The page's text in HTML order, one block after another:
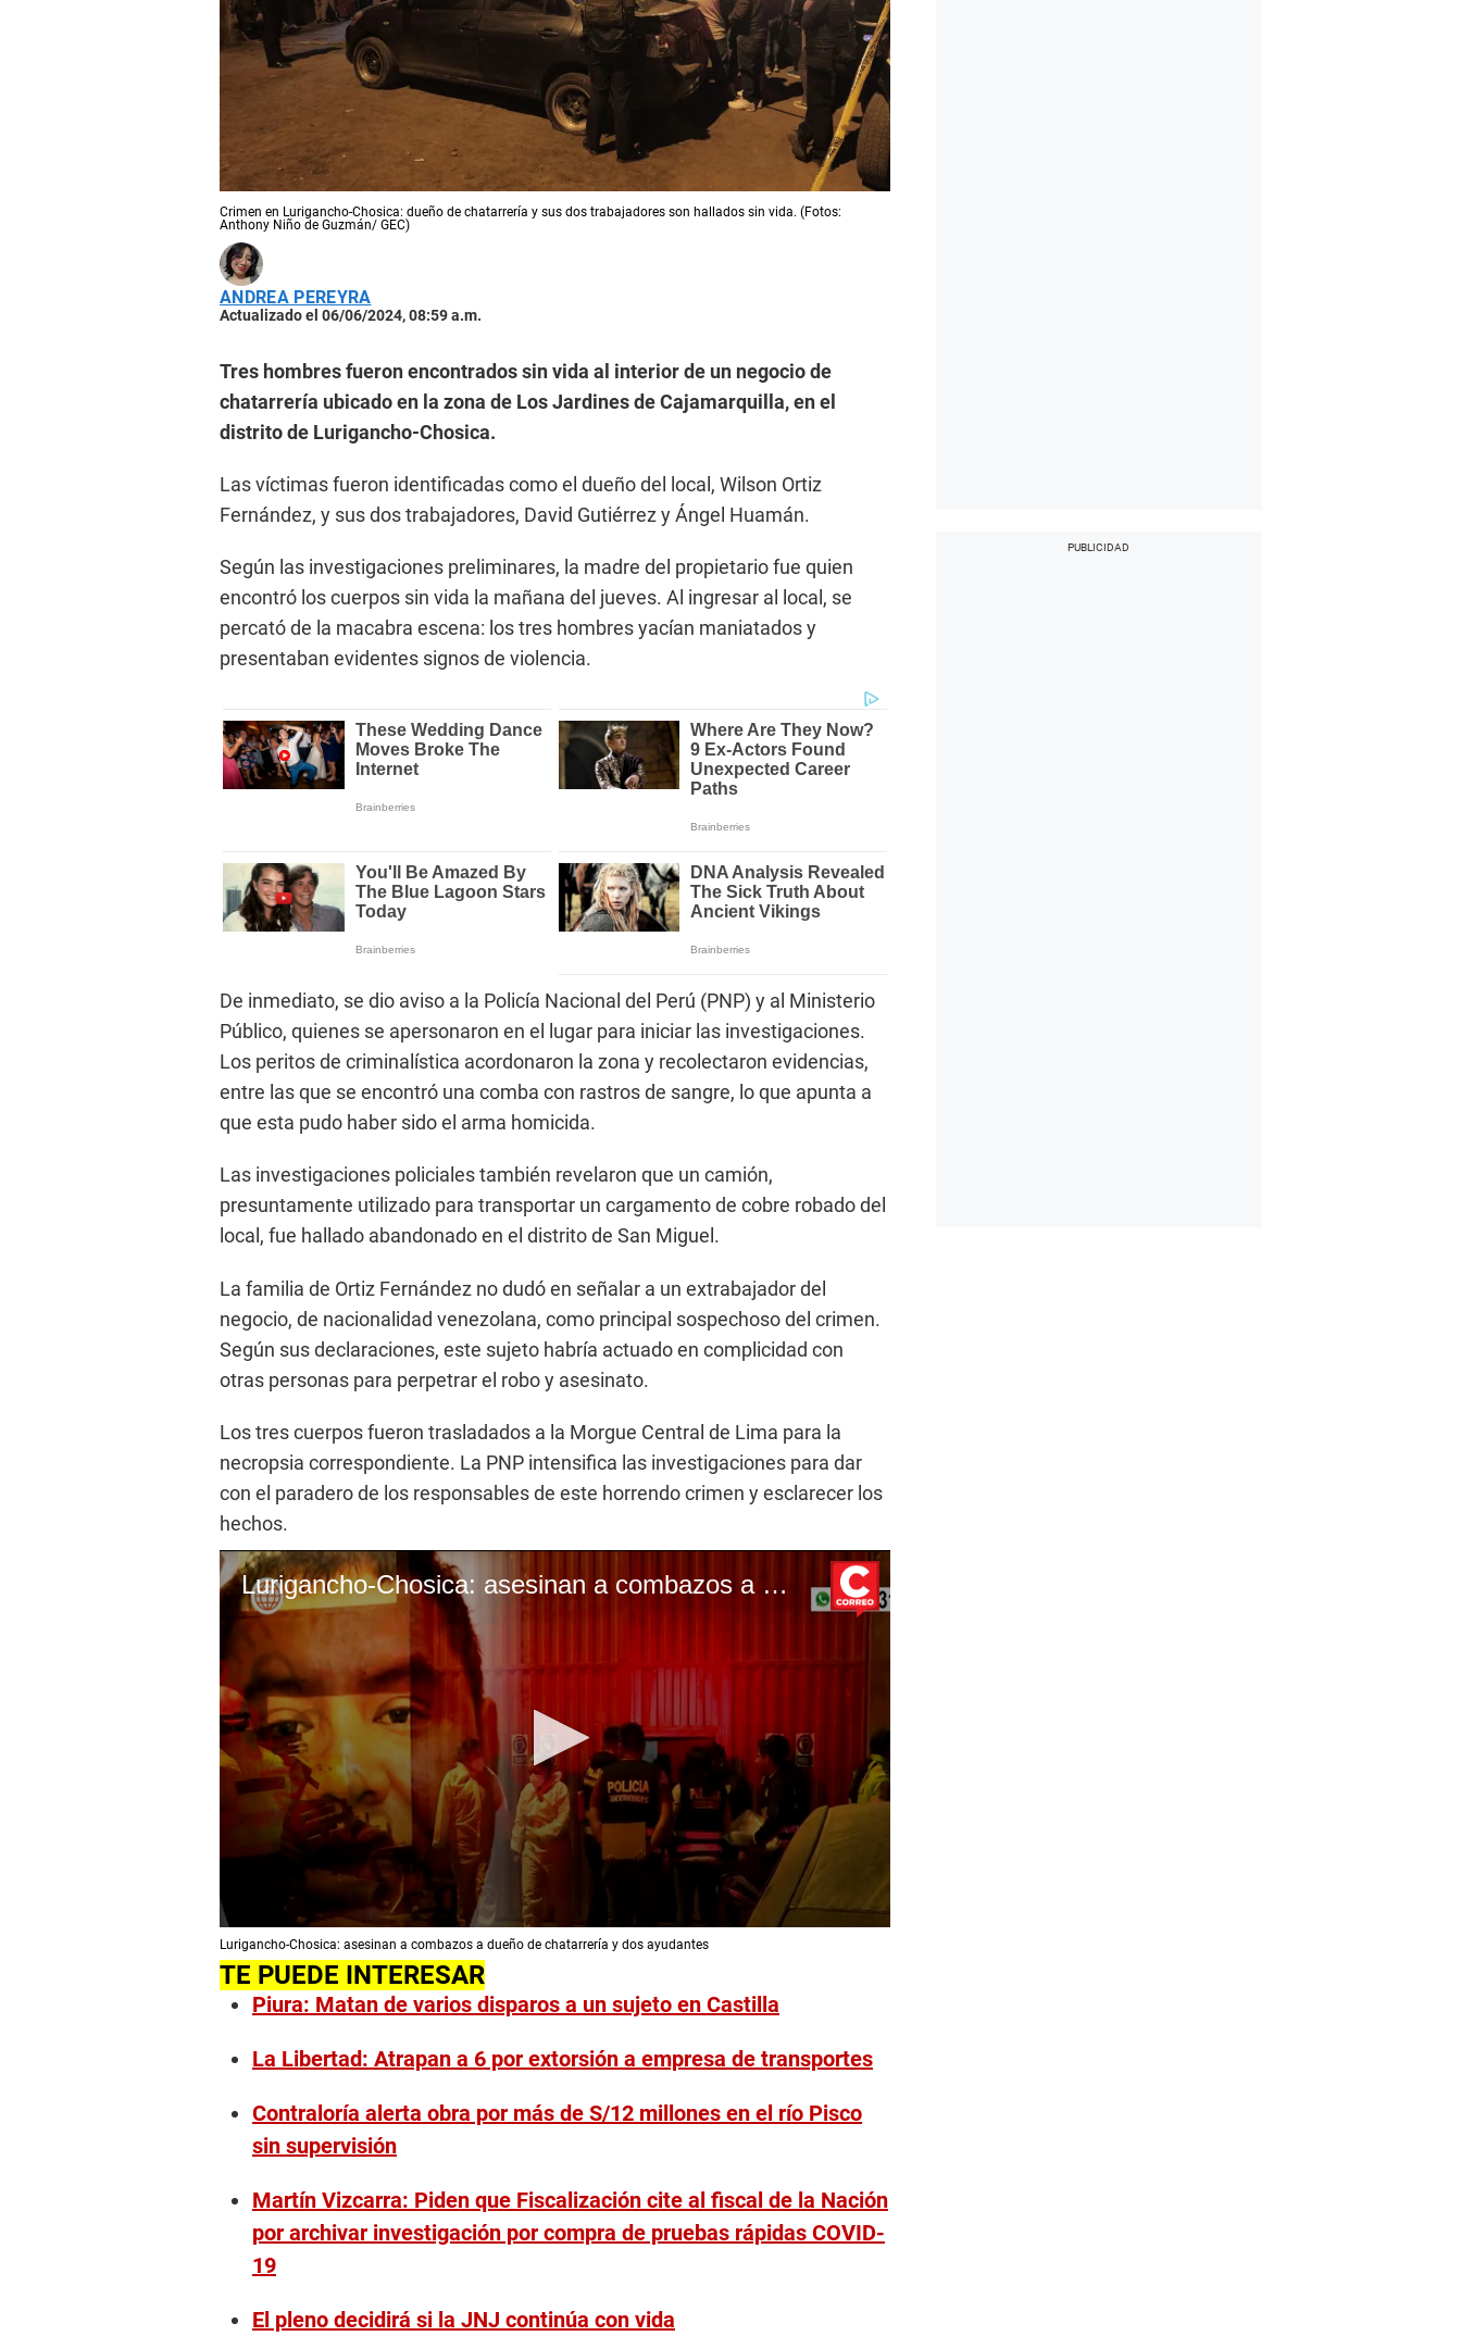
Crimen en Lurigancho-Chosica: dueño de chatarrería y sus dos trabajadores son hallados sin vida. (Fotos:
Anthony Niño de Guzmán/ GEC)
ANDREA PEREYRA
Actualizado el 06/06/2024, 08:59 a.m.
Tres hombres fueron encontrados sin vida al interior de un negocio de
chatarrería ubicado en la zona de Los Jardines de Cajamarquilla, en el
distrito de Lurigancho-Chosica.
Las víctimas fueron identificadas como el dueño del local, Wilson Ortiz
Fernández, y sus dos trabajadores, David Gutiérrez y Ángel Huamán.
Según las investigaciones preliminares, la madre del propietario fue quien
encontró los cuerpos sin vida la mañana del jueves. Al ingresar al local, se
percató de la macabra escena: los tres hombres yacían maniatados y
presentaban evidentes signos de violencia.
De inmediato, se dio aviso a la Policía Nacional del Perú (PNP) y al Ministerio
Público, quienes se apersonaron en el lugar para iniciar las investigaciones.
Los peritos de criminalística acordonaron la zona y recolectaron evidencias,
entre las que se encontró una comba con rastros de sangre, lo que apunta a
que esta pudo haber sido el arma homicida.
Las investigaciones policiales también revelaron que un camión,
presuntamente utilizado para transportar un cargamento de cobre robado del
local, fue hallado abandonado en el distrito de San Miguel.
La familia de Ortiz Fernández no dudó en señalar a un extrabajador del
negocio, de nacionalidad venezolana, como principal sospechoso del crimen.
Según sus declaraciones, este sujeto habría actuado en complicidad con
otras personas para perpetrar el robo y asesinato.
Los tres cuerpos fueron trasladados a la Morgue Central de Lima para la
necropsia correspondiente. La PNP intensifica las investigaciones para dar
con el paradero de los responsables de este horrendo crimen y esclarecer los
hechos.
Lurigancho-Chosica: asesinan a combazos a dueño de chatarrería y dos ayudantes
s
e
c
Lurigancho-Chosica: asesinan a combazos a dueño de chatarrería y dos ayudantes
TE PUEDE INTERESAR
Piura: Matan de varios disparos a un sujeto en Castilla
La Libertad: Atrapan a 6 por extorsión a empresa de transportes
Contraloría alerta obra por más de S/12 millones en el río Pisco
sin supervisión
Martín Vizcarra: Piden que Fiscalización cite al fiscal de la Nación
por archivar investigación por compra de pruebas rápidas COVID-
19
El pleno decidirá si la JNJ continúa con vida